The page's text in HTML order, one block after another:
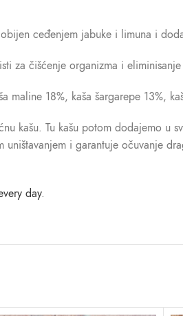
ceđenjem jabuke i limuna i
za čišćenje organizma i
maline 18%, kaša šargarepe 13%,
kašu. Tu kašu potom dodajemo u
i garantuje očuvanje
day.